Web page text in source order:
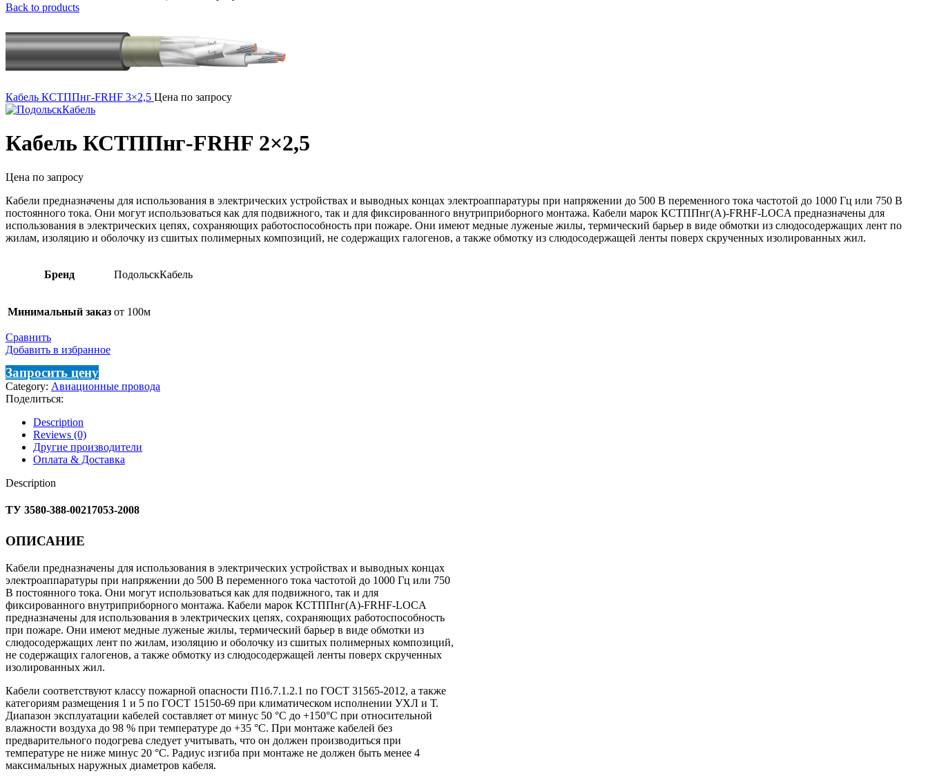
Back to products
Кабель КСТППнг-FRHF 3×2,5 Цена по запросу
Кабель КСТППнг-FRHF 2×2,5
Цена по запросу
Кабели предназначены для использования в электрических устройствах и выводных концах электроаппаратуры при напряжении до 500 В переменного тока частотой до 1000 Гц или 750 В
постоянного тока. Они могут использоваться как для подвижного, так и для фиксированного внутриприборного монтажа. Кабели марок КСТППнг(А)-FRHF-LOCA предназначены для
использования в электрических цепях, сохраняющих работоспособность при пожаре. Они имеют медные луженые жилы, термический барьер в виде обмотки из слюдосодержащих лент по
жилам, изоляцию и оболочку из сшитых полимерных композиций, не содержащих галогенов, а также обмотку из слюдосодержащей ленты поверх скрученных изолированных жил.
Бренд ПодольскКабель
Минимальный заказ от 100м
Сравнить
Добавить в избранное
Запросить цену
Category: Авиационные провода
Поделиться:
Description
Reviews (0)
Другие производители
Оплата & Доставка
Description
ТУ 3580-388-00217053-2008
ОПИСАНИЕ
Кабели предназначены для использования в электрических устройствах и выводных концах
электроаппаратуры при напряжении до 500 В переменного тока частотой до 1000 Гц или 750
В постоянного тока. Они могут использоваться как для подвижного, так и для
фиксированного внутриприборного монтажа. Кабели марок КСТППнг(А)-FRHF-LOCA
предназначены для использования в электрических цепях, сохраняющих работоспособность
при пожаре. Они имеют медные луженые жилы, термический барьер в виде обмотки из
слюдосодержащих лент по жилам, изоляцию и оболочку из сшитых полимерных композиций,
не содержащих галогенов, а также обмотку из слюдосодержащей ленты поверх скрученных
изолированных жил.
Кабели соответствуют классу пожарной опасности П1б.7.1.2.1 по ГОСТ 31565-2012, а также
категориям размещения 1 и 5 по ГОСТ 15150-69 при климатическом исполнении УХЛ и Т.
Диапазон эксплуатации кабелей составляет от минус 50 °С до +150°С при относительной
влажности воздуха до 98 % при температуре до +35 °С. При монтаже кабелей без
предварительного подогрева следует учитывать, что он должен производиться при
температуре не ниже минус 20 °С. Радиус изгиба при монтаже не должен быть менее 4
максимальных наружных диаметров кабеля.